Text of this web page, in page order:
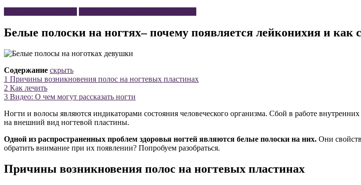
Белые полоски на ногтях– почему появляется лейконихия и как
Содержание скрыть
1 Причины возникновения полос на ногтевых пластинах
2 Как лечить
3 Видео: О чем могут рассказать ногти
Ногти и волосы являются индикаторами состояния человеческого организма. Сбой в работе
на внешний вид ногтевой пластины.
Одной из распространенных проблем здоровья ногтей являются белые полоски на них. Они
обратить внимание при их появлении? Попробуем разобраться.
Причины возникновения полос на ногтевых пластинах